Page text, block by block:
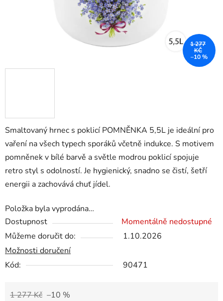
Smaltovaný hrnec s poklicí POMNĚNKA 5,5L je ideální pro
vaření na všech typech sporáků včetně indukce. S motivem
pomněnek v bílé barvě a světle modrou poklicí spojuje
retro styl s odolností. Je hygienický, snadno se čistí, šetří
energii a zachovává chuť jídel.
Položka byla vyprodána…
Dostupnost
Momentálně nedostupné
Můžeme doručit do:
1.10.2026
Možnosti doručení
Kód:
90471
1 277 Kč –10 %
1 277
KČ
–10 %